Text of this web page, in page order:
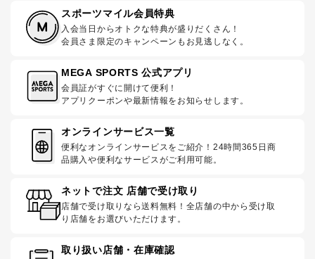
スポーツマイル会員特典
入会当日からオトクな特典が盛りだくさん！
会員さま限定のキャンペーンもお見逃しなく。
MEGA SPORTS 公式アプリ
会員証がすぐに開けて便利！
アプリクーポンや最新情報をお知らせします。
オンラインサービス一覧
便利なオンラインサービスをご紹介！24時間365日商
品購入や便利なサービスがご利用可能。
ネットで注文 店舗で受け取り
店舗で受け取りなら送料無料！全店舗の中から受け取
り店舗をお選びいただけます。
取り扱い店舗・在庫確認